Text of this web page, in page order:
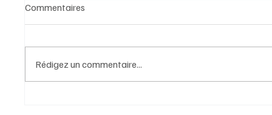
Commentaires
Rédigez un commentaire...